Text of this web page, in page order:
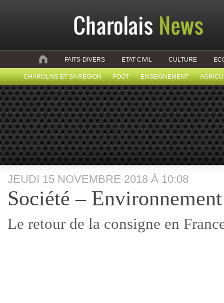
FAITS-DIVERS ETAT CIVIL CULTURE
CHAROLAIS ET SA RÉGION FOOT ENSEIGNEMENT
JEUDI 15 NOVEMBRE 2018 À 10:08
Société – Environnement
Le retour de la consigne en